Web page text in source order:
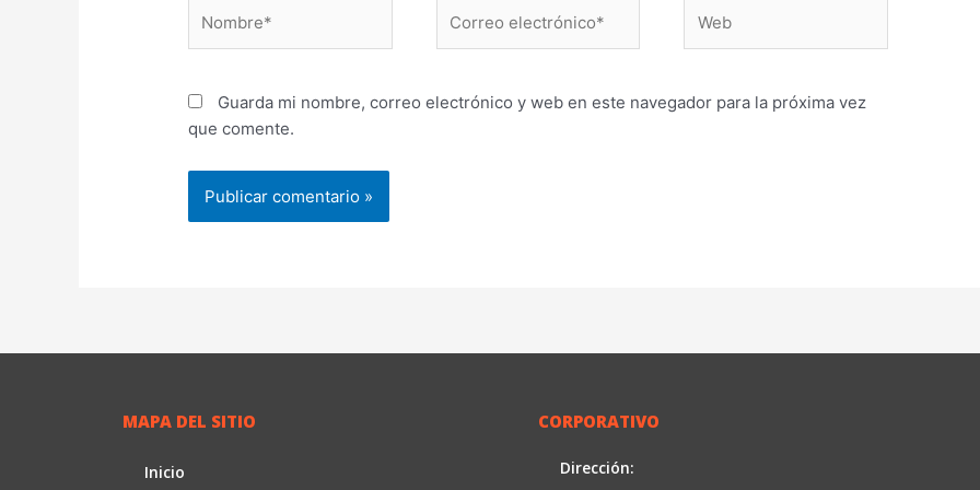
electrónico*
Guarda mi nombre, correo electrónico y web en este navegador para la próxima vez
que comente.
MAPA DEL SITIO
Inicio
CORPORATIVO
Dirección: